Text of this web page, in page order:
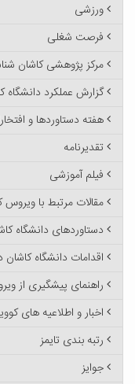
ورزشی
فرصت شغلی
مرکز پژوهشی کاشان
گزارش عملکرد دانشگاه کاشان
هفته دستاوردها و
تقدیرنامه
فیلم آموزشی
مقالات مرتبط با ویروس
دستاوردهای دانشگاه
اقدامات دانشگاه کاشان
راهنمای پیشگیری از
اخبار و اطلاعیه های
رتبه بندی تایمز
جوایز